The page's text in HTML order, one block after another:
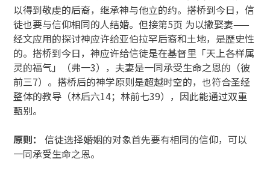
以得到敬虔的后裔，继承神与他立的约。搭桥到今日，信
徒也要与信仰相同的人结婚。但接第5页 为以撒娶妻——
经文应用的探讨神应许给亚伯拉罕后裔和土地，是歷史性
的。搭桥到今日，神应许给信徒是在基督里「天上各样属
灵的福气」（弗一3），夫妻是一同承受生命之恩的（彼
前三7）。搭桥后的神学原则是超越时空的，也符合圣经
整体的教导（林后六14；林前七39），因此能通过双重
甄别。
原则： 信徒选择婚姻的对象首先要有相同的信仰，可以
一同承受生命之恩。